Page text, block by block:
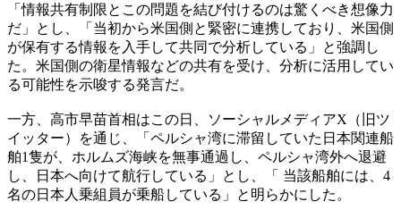
「情報共有制限とこの問題を結び付けるのは驚くべき想像力
だ」とし、「当初から米国側と緊密に連携しており、米国側
が保有する情報を入手して共同で分析している」と強調し
た。米国側の衛星情報などの共有を受け、分析に活用してい
る可能性を示唆する発言だ。
一方、高市早苗首相はこの日、ソーシャルメディアX（旧ツ
イッター）を通じ、「ペルシャ湾に滞留していた日本関連船
舶1隻が、ホルムズ海峡を無事通過し、ペルシャ湾外へ退避
し、日本へ向けて航行している」とし、「 当該船舶には、4
名の日本人乗組員が乗船している」と明らかにした。